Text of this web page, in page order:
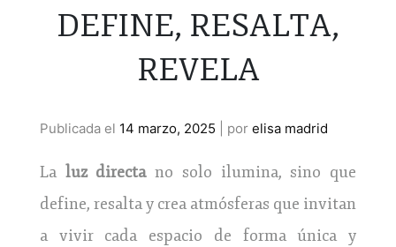
DEFINE, RESALTA,
REVELA
Publicada el 14 marzo, 2025 por elisa madrid
La luz directano solo ilumina, sino que
define, resalta y crea atmósferas que invitan
a vivir cada espacio de forma única y